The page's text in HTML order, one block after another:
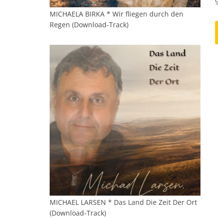
MICHAELA BIRKA * Wir fliegen durch den
Regen (Download-Track)
MICHAEL LARSEN * Das Land Die Zeit Der Ort
(Download-Track)